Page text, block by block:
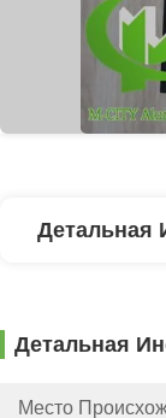
Детальная
Детальная
Место